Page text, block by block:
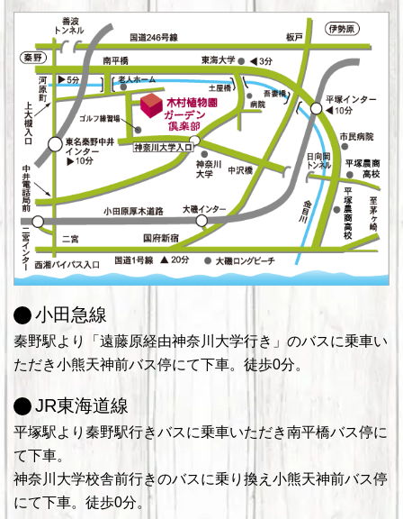
小田急線
秦野駅より「遠藤原経由神奈川大学行き」のバスに乗車い
ただき小熊天神前バス停にて下車。徒歩0分。
JR東海道線
平塚駅より秦野駅行きバスに乗車いただき南平橋バス停に
て下車。
神奈川大学校舎前行きのバスに乗り換え小熊天神前バス停
にて下車。徒歩0分。